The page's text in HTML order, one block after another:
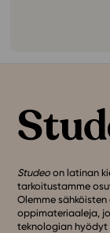
Studeo on latinan
tarkoitustamme
Olemme
oppimateriaaleja,
teknologian